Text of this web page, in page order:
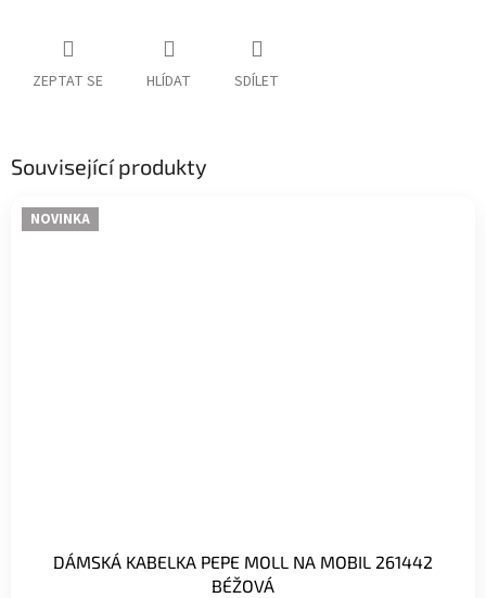
ZEPTAT SE HLÍDAT SDÍLET
Související produkty
NOVINKA
DÁMSKÁ KABELKA PEPE MOLL NA MOBIL 261442
BÉŽOVÁ